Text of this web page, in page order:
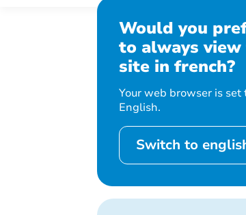
Would you
to always
site in french?
Your web browser is set
English.
Switch to
Accueil Territoire et
Code